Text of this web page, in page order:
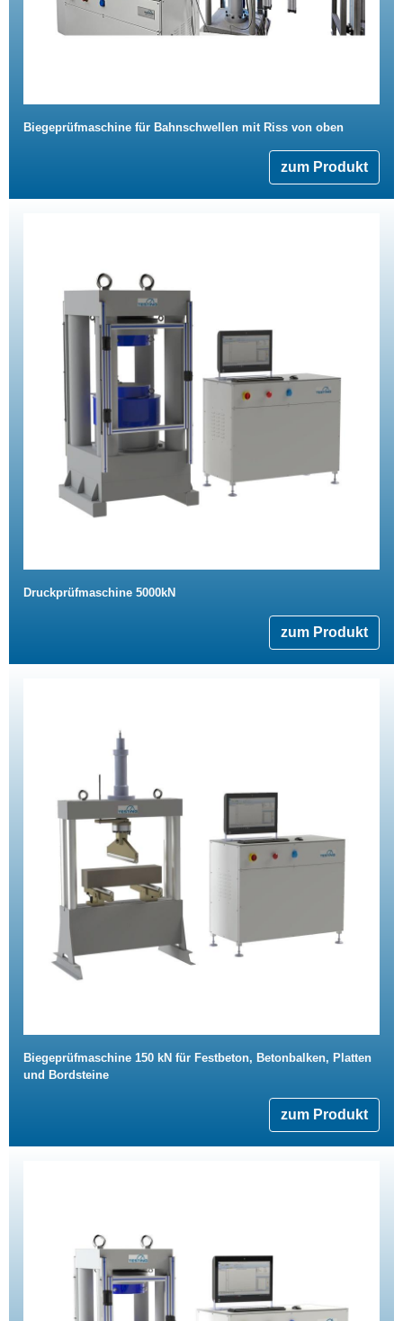
Biegeprüfmaschine für Bahnschwellen mit Riss von oben
zum Produkt
Druckprüfmaschine 5000kN
zum Produkt
Biegeprüfmaschine 150 kN für Festbeton, Betonbalken, Platten
und Bordsteine
zum Produkt